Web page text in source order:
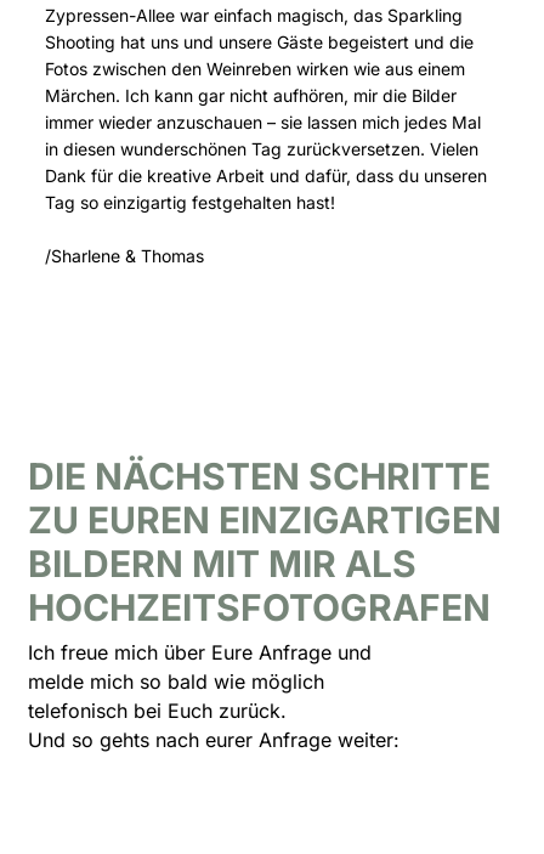
Zypressen-Allee war einfach magisch, das Sparkling
Shooting hat uns und unsere Gäste begeistert und die
Fotos zwischen den Weinreben wirken wie aus einem
Märchen. Ich kann gar nicht aufhören, mir die Bilder
immer wieder anzuschauen – sie lassen mich jedes Mal
in diesen wunderschönen Tag zurückversetzen. Vielen
Dank für die kreative Arbeit und dafür, dass du unseren
Tag so einzigartig festgehalten hast!
/Sharlene & Thomas
DIE NÄCHSTEN SCHRITTE
ZU EUREN EINZIGARTIGEN
BILDERN MIT MIR ALS
HOCHZEITSFOTOGRAFEN
Ich freue mich über Eure Anfrage und
melde mich so bald wie möglich
telefonisch bei Euch zurück.
Und so gehts nach eurer Anfrage weiter: